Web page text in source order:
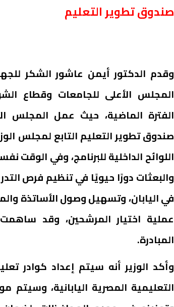
صندوق تطوير التعليم
وقدم الدكتور أيمن عاشور الشكر
المجلس الأعلى للجامعات وقطاع
الفترة الماضية، حيث عمل المجلس
صندوق تطوير التعليم التابع لمجلس
اللوائح الداخلية للبرنامج، وفي الوقت
والبعثات دورًا حيويًا في تنظيم فرص
في اليابان، وتسهيل وصول الأساتذة
عملية اختيار المرشحين، وقد
المبادرة.
وأكد الوزير أنه سيتم إعداد كوادر
التعليمية المصرية اليابانية، وسيتم
«المؤشر» يطرح السؤال